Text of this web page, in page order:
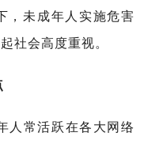
，未成年人实施危害
社会高度重视。
常活跃在各大网络